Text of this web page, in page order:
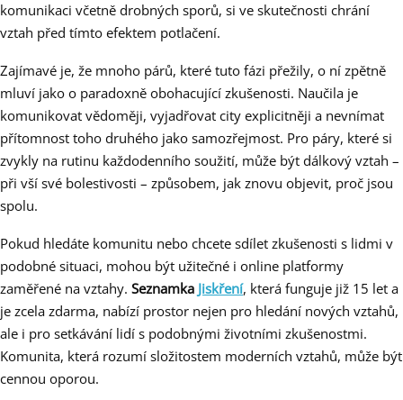
komunikaci včetně drobných sporů, si ve skutečnosti chrání
vztah před tímto efektem potlačení.
Zajímavé je, že mnoho párů, které tuto fázi přežily, o ní zpětně
mluví jako o paradoxně obohacující zkušenosti. Naučila je
komunikovat vědoměji, vyjadřovat city explicitněji a nevnímat
přítomnost toho druhého jako samozřejmost. Pro páry, které si
zvykly na rutinu každodenního soužití, může být dálkový vztah –
při vší své bolestivosti – způsobem, jak znovu objevit, proč jsou
spolu.
Pokud hledáte komunitu nebo chcete sdílet zkušenosti s lidmi v
podobné situaci, mohou být užitečné i online platformy
zaměřené na vztahy. Seznamka Jiskření, která funguje již 15 let a
je zcela zdarma, nabízí prostor nejen pro hledání nových vztahů,
ale i pro setkávání lidí s podobnými životními zkušenostmi.
Komunita, která rozumí složitostem moderních vztahů, může být
cennou oporou.